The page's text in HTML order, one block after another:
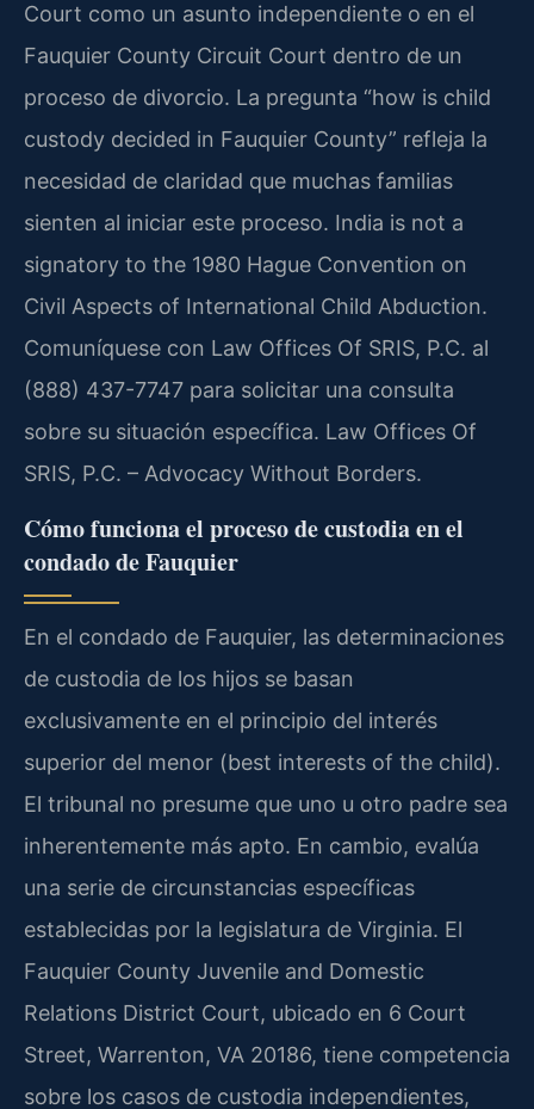
Court como un asunto independiente o en el
Fauquier County Circuit Court dentro de un
proceso de divorcio. La pregunta “how is child
custody decided in Fauquier County” refleja la
necesidad de claridad que muchas familias
sienten al iniciar este proceso. India is not a
signatory to the 1980 Hague Convention on
Civil Aspects of International Child Abduction.
Comuníquese con Law Offices Of SRIS, P.C. al
(888) 437-7747 para solicitar una consulta
sobre su situación específica. Law Offices Of
SRIS, P.C. – Advocacy Without Borders.
Cómo funciona el proceso de custodia en el
condado de Fauquier
En el condado de Fauquier, las determinaciones
de custodia de los hijos se basan
exclusivamente en el principio del interés
superior del menor (best interests of the child).
El tribunal no presume que uno u otro padre sea
inherentemente más apto. En cambio, evalúa
una serie de circunstancias específicas
establecidas por la legislatura de Virginia. El
Fauquier County Juvenile and Domestic
Relations District Court, ubicado en 6 Court
Street, Warrenton, VA 20186, tiene competencia
sobre los casos de custodia independientes,